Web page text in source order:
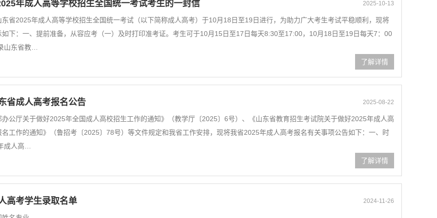
2025-10-13
年成人高等学校招生全国统一考试考生的一封信
省2025年成人高等学校招生全国统一考试（以下简称成人高考）于10月18日至19日进行，为助力广大考生考试平稳顺利，现将
如下：一、提前准备，从容应考（一）及时打印准考证。考生可于10月15日至17日每天8:30至17:00，10月18日至19日每天7：00
山东省教…
了解详情
2025-08-22
省成人高考报名公告
公厅关于做好2025年全国成人高校招生工作的通知》（教学厅〔2025〕6号）、《山东省教育招生考试院关于做好2025年成人高
工作的通知》（鲁招考〔2025〕78号）等文件规定和我省工作安排，现将我省2025年成人高考报名有关事项公告如下：一、时
成人高…
了解详情
2024-11-26
高考学生录取名单